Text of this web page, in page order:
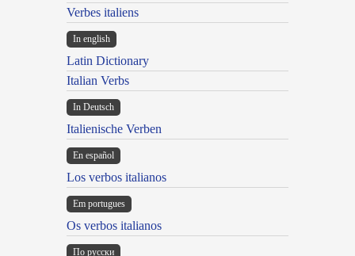
Verbes italiens
In english
Latin Dictionary
Italian Verbs
In Deutsch
Italienische Verben
En español
Los verbos italianos
Em portugues
Os verbos italianos
По русски